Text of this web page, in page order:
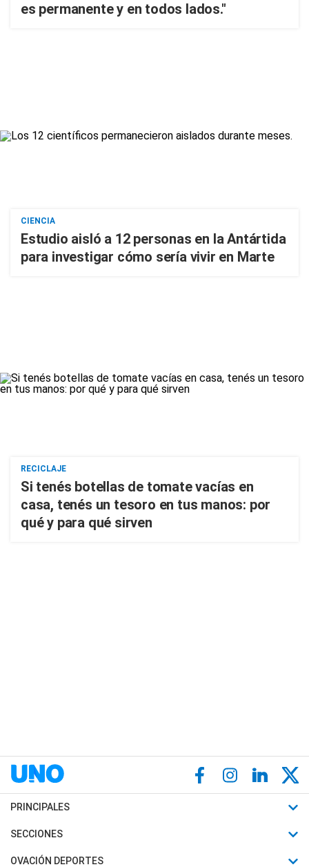
es permanente y en todos lados."
CIENCIA
Estudio aisló a 12 personas en la Antártida
para investigar cómo sería vivir en Marte
RECICLAJE
Si tenés botellas de tomate vacías en
casa, tenés un tesoro en tus manos: por
qué y para qué sirven
PRINCIPALES
Últimas Noticias
Política
SECCIONES
Horóscopo
OVACIÓN DEPORTES